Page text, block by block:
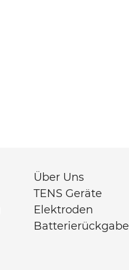
Über Uns
TENS Geräte
Elektroden
Batterierückgabe